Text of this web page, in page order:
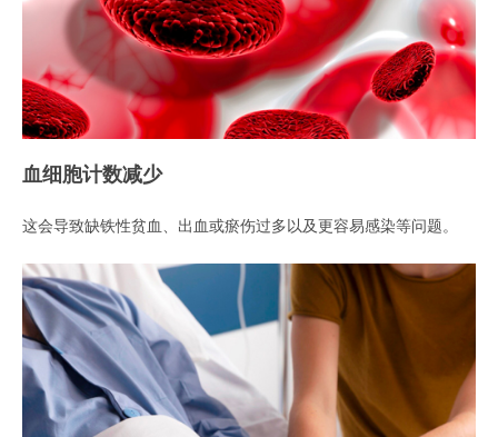
血细胞计数减少
这会导致缺铁性贫血、出血或瘀伤过多以及更容易感染等问题。